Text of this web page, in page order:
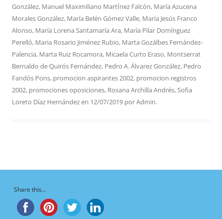
González, Manuel Maximiliano MartÍnez Falcón, María Azucena
Morales González, María Belén Gómez Valle, María Jesús Franco
Alonso, María Lorena Santamaría Ara, María Pilar Domínguez
Perelló, Maria Rosario Jiménez Rubio, Marta Gozálbes Fernández-
Palencia, Marta Ruiz Rocamora, Micaela Curto Eraso, Montserrat
Bernaldo de Quirós Fernández, Pedro A. Álvarez González, Pedro
Fandós Pons, promocion aspirantes 2002, promocion registros
2002, promociones oposiciones, Rosana Archilla Andrés,Sofia
Loreto Díaz Hernándezen 12/07/2019 porAdmin.
Share this...